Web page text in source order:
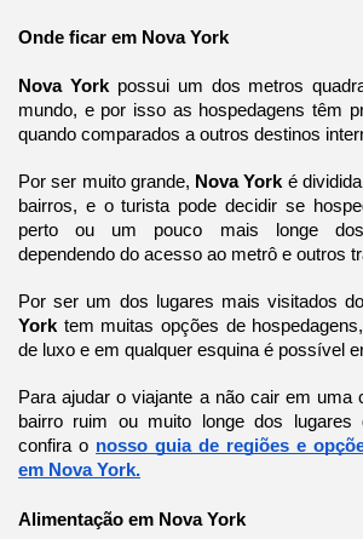
Onde ficar em Nova York
Nova York possui um dos metros
mundo, e por isso as hospedagens têm
quando comparados a outros destinos
Por ser muito grande, Nova York é
bairros, e o turista pode decidir se
perto ou um pouco mais longe
dependendo do acesso ao metrô e outros
Por ser um dos lugares mais visitados
York tem muitas opções de
de luxo e em qualquer esquina é possível
Para ajudar o viajante a não cair em uma
bairro ruim ou muito longe dos lugares
confira o nosso guia de regiões e
em Nova York.
Alimentação em Nova York